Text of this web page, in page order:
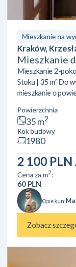
Mieszkanie na
Kraków,
Mieszkanie
Mieszkanie 2-
Stoku | 35 m² Do
mieszkanie o
nie posiada windy.
sprawdzi się dla
czy studiujących.
zielona część
Powierzchnia
35 m2
Rok budowy
1980
2 100 PLN
Cena za m2:
60 PLN
Opiekun:
Zobacz